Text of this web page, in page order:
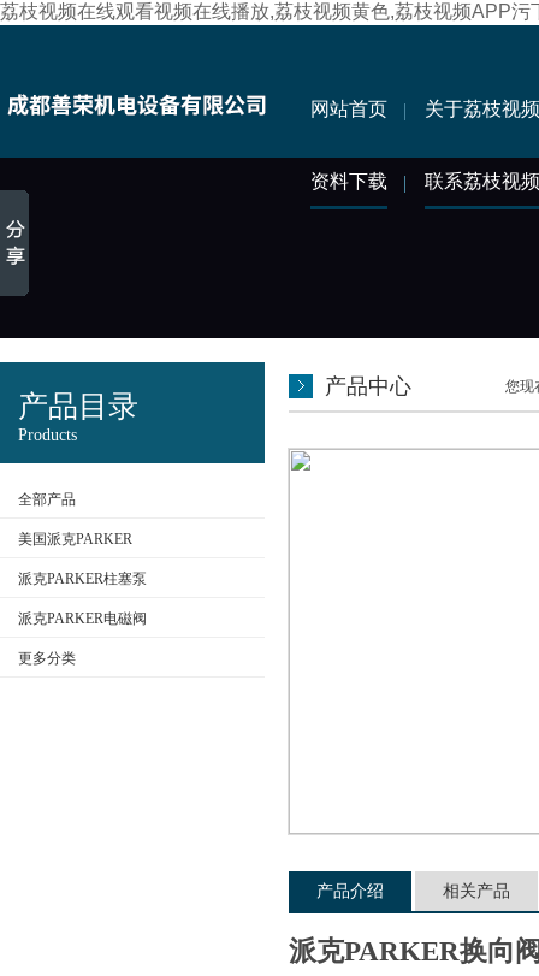
荔枝视频在线观看视频在线播放,荔枝视频黄色,荔枝视频APP
网站首页 关于荔枝视
资料下载 联系荔枝视
产品目录
Products
全部产品
美国派克PARKER
派克PARKER柱塞泵
派克PARKER电磁阀
更多分类
产品中心 您现
产品介绍 相关产品
派克PARKER换向